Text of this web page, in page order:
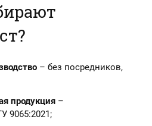
– без посредников,
продукция –
9065:2021;